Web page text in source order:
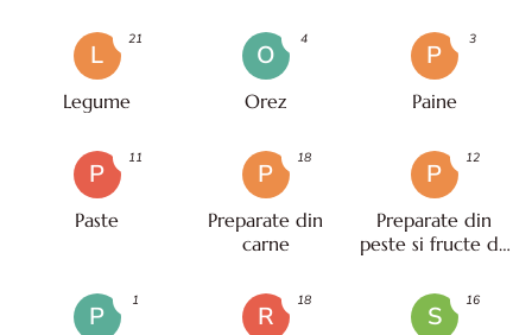
L
Legume
21
O
Orez
4
P
Paine
3
P
Paste
11
P
Preparate din
carne
18
P
Preparate din
peste si fructe de
12
P
1
R
18
S
16